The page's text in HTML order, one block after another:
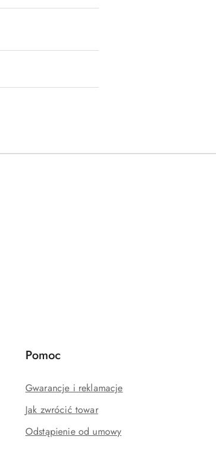
Pomoc
Gwarancje i reklamacje
Jak zwrócić towar
Odstąpienie od umowy